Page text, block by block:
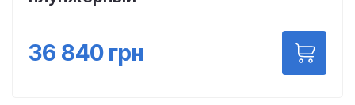
36 840 грн